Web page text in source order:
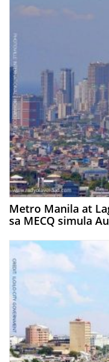
Metro Manila at
sa MECQ simula